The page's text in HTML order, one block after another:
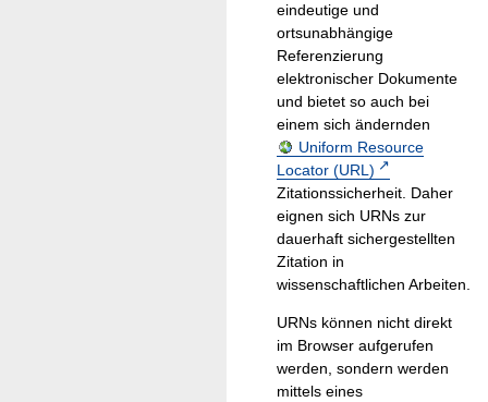
eindeutige und
ortsunabhängige
Referenzierung
elektronischer Dokumente
und bietet so auch bei
einem sich ändernden
Uniform Resource
Locator (URL)
Zitationssicherheit. Daher
eignen sich URNs zur
dauerhaft sichergestellten
Zitation in
wissenschaftlichen Arbeiten.
URNs können nicht direkt
im Browser aufgerufen
werden, sondern werden
mittels eines